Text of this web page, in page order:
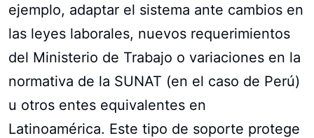
ejemplo, adaptar el sistema ante cambios en
las leyes laborales, nuevos requerimientos
del Ministerio de Trabajo o variaciones en la
normativa de la SUNAT (en el caso de Perú)
u otros entes equivalentes en
Latinoamérica. Este tipo de soporte protege